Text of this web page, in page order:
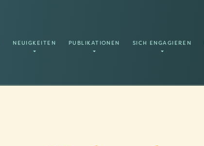
NEUIGKEITEN PUBLIKATIONEN SICH ENGAGIEREN